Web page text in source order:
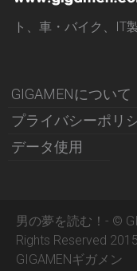
ト、車・バイク、IT
GIGAMENについて
プライバシーポリ
データ使用
男の夢を読む！- ©
Rights Reserved
GIGAMENギガメン